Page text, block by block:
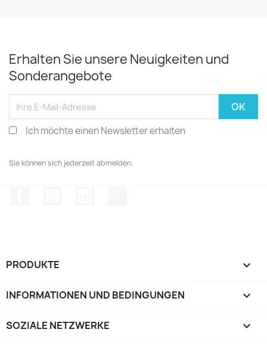
Erhalten Sie unsere Neuigkeiten und
Sonderangebote
Ich möchte einen Newsletter erhalten
Sie können sich jederzeit abmelden.
PRODUKTE 
INFORMATIONEN UND BEDINGUNGEN 
SOZIALE NETZWERKE 